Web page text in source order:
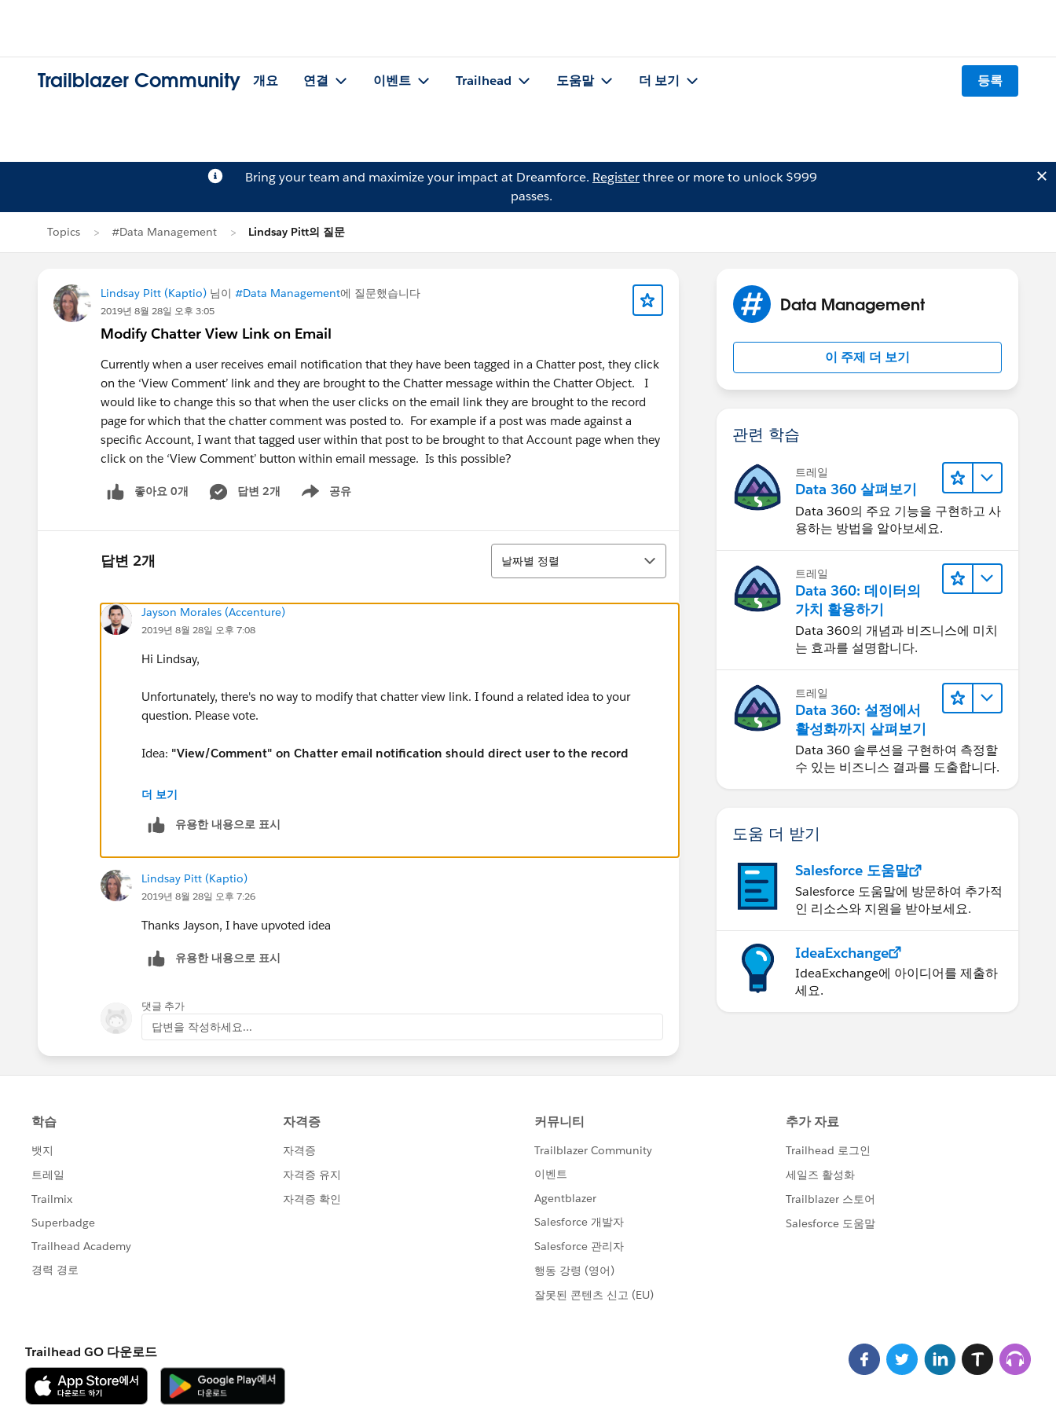
Trailblazer Community 개요 연결 이벤트 Trailhead 도움말 더 보기 등록
Bring your team and maximize your impact at Dreamforce. Registerthree or more to unlock $999
passes.
Topics #Data Management Lindsay Pitt의 질문
Lindsay Pitt (Kaptio) 님이 #Data Management에 질문했습니다
2019년 8월 28일 오후 3:05
Modify Chatter View Link on Email
Currently when a user receives email notification that they have been tagged in a Chatter post, they click
on the ‘View Comment’ link and they are brought to the Chatter message within the Chatter Object. I
would like to change this so that when the user clicks on the email link they are brought to the record
page for which that the chatter comment was posted to. For example if a post was made against a
specific Account, I want that tagged user within that post to be brought to that Account page when they
click on the ‘View Comment’ button within email message. Is this possible?
좋아요 0개 답변 2개 공유
Show menu
답변 2개
정렬
날짜별 정렬
Jayson Morales (Accenture)
2019년 8월 28일 오후 7:08
Hi Lindsay,
Unfortunately, there's no way to modify that chatter view link. I found a related idea to your
question. Please vote.
Idea: "View/Comment" on Chatter email notification should direct user to the record
URL:https://success.salesforce.com/ideaView?id=0873A000000CVIPQA4
Regards,
더 보기
유용한 내용으로 표시
Lindsay Pitt (Kaptio)
2019년 8월 28일 오후 7:26
Thanks Jayson, I have upvoted idea
유용한 내용으로 표시
댓글 추가
답변을 작성하세요...
Data Management
이 주제 더 보기
관련 학습
트레일
Data 360 살펴보기
Data 360의 주요 기능을 구현하고 사
용하는 방법을 알아보세요.
트레일
Data 360: 데이터의
가치 활용하기
Data 360의 개념과 비즈니스에 미치
는 효과를 설명합니다.
트레일
Data 360: 설정에서
활성화까지 살펴보기
Data 360 솔루션을 구현하여 측정할
수 있는 비즈니스 결과를 도출합니다.
도움 더 받기
Salesforce 도움말
Salesforce 도움말에 방문하여 추가적
인 리소스와 지원을 받아보세요.
IdeaExchange
IdeaExchange에 아이디어를 제출하
세요.